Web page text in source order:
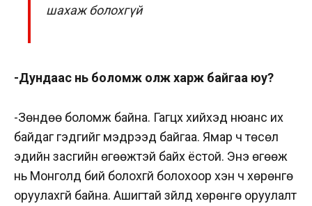
шахаж болохгүй
-Дундаас нь боломж олж харж байгаа юу?
-Зөндөө боломж байна. Гагцхүү хийхэд нюанс их
байдаг гэдгийг мэдрээд байгаа. Ямар ч төсөл
эдийн засгийн өгөөжтэй байх ёстой. Энэ өгөөж
нь Монголд бий болохгүй болохоор хэн ч хөрөнгө
оруулахгүй байна. Ашигтай зүйлд хөрөнгө оруулалт